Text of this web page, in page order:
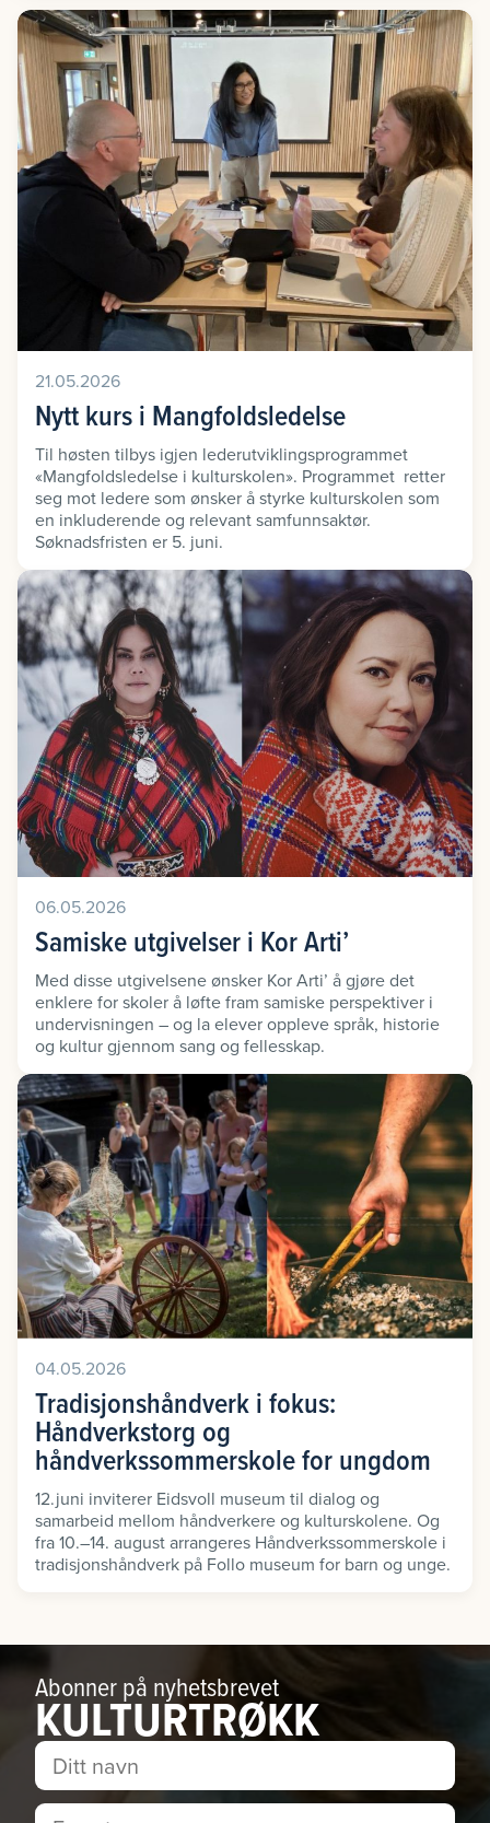
21.05.2026
Nytt kurs i Mangfoldsledelse
Til høsten tilbys igjen lederutviklingsprogrammet
«Mangfoldsledelse i kulturskolen». Programmet retter
seg mot ledere som ønsker å styrke kulturskolen som
en inkluderende og relevant samfunnsaktør.
Søknadsfristen er 5. juni.
06.05.2026
Samiske utgivelser i Kor Arti’
Med disse utgivelsene ønsker Kor Arti’ å gjøre det
enklere for skoler å løfte fram samiske perspektiver i
undervisningen – og la elever oppleve språk, historie
og kultur gjennom sang og fellesskap.
04.05.2026
Tradisjonshåndverk i fokus:
Håndverkstorg og
håndverkssommerskole for ungdom
12.juni inviterer Eidsvoll museum til dialog og
samarbeid mellom håndverkere og kulturskolene. Og
fra 10.–14. august arrangeres Håndverkssommerskole i
tradisjonshåndverk på Follo museum for barn og unge.
Abonner på nyhetsbrevet
KULTURTRØKK